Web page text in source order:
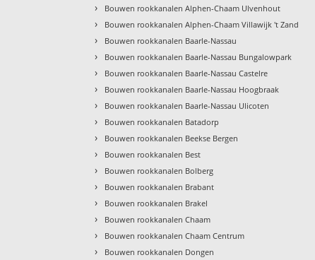
› Bouwen rookkanalen Alphen-Chaam Ulvenhout
› Bouwen rookkanalen Alphen-Chaam Villawijk 't Zand
› Bouwen rookkanalen Baarle-Nassau
› Bouwen rookkanalen Baarle-Nassau Bungalowpark
› Bouwen rookkanalen Baarle-Nassau Castelre
› Bouwen rookkanalen Baarle-Nassau Hoogbraak
› Bouwen rookkanalen Baarle-Nassau Ulicoten
› Bouwen rookkanalen Batadorp
› Bouwen rookkanalen Beekse Bergen
› Bouwen rookkanalen Best
› Bouwen rookkanalen Bolberg
› Bouwen rookkanalen Brabant
› Bouwen rookkanalen Brakel
› Bouwen rookkanalen Chaam
› Bouwen rookkanalen Chaam Centrum
› Bouwen rookkanalen Dongen